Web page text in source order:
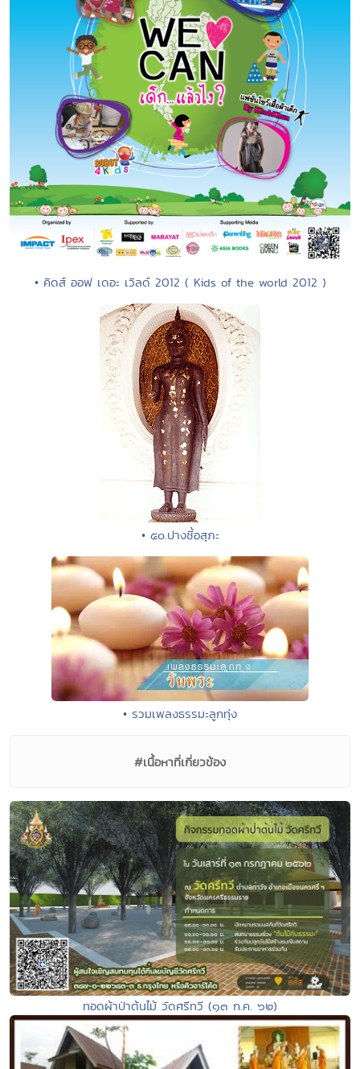
• คิดส์ ออฟ เดอะ เวิลด์ 2012 ( Kids of the world 2012 )
• ๕๐.ปางชี้อสุภะ
• รวมเพลงธรรมะลูกทุ่ง
#เนื้อหาที่เกี่ยวข้อง
ทอดผ้าป่าต้นไม้ วัดศรีทวี (๑๓ ก.ค. ๖๒)